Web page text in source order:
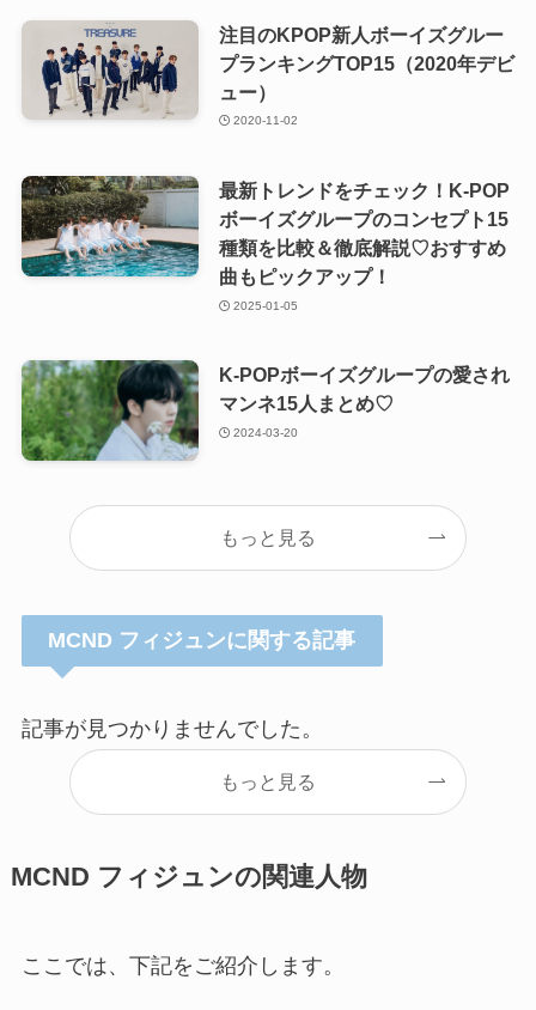
注目のKPOP新人ボーイズグルー
プランキングTOP15（2020年デビ
ュー）
2020-11-02
最新トレンドをチェック！K-POP
ボーイズグループのコンセプト15
種類を比較＆徹底解説♡おすすめ
曲もピックアップ！
2025-01-05
K-POPボーイズグループの愛され
マンネ15人まとめ♡
2024-03-20
もっと見る
MCND フィジュンに関する記事
記事が見つかりませんでした。
もっと見る
MCND フィジュンの関連人物
ここでは、下記をご紹介します。